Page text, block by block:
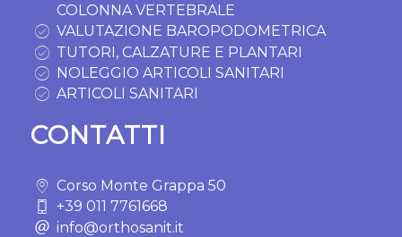
COLONNA VERTEBRALE
VALUTAZIONE BAROPODOMETRICA
TUTORI, CALZATURE E PLANTARI
NOLEGGIO ARTICOLI SANITARI
ARTICOLI SANITARI
CONTATTI
Corso Monte Grappa 50
+39 011 7761668
info@orthosanit.it